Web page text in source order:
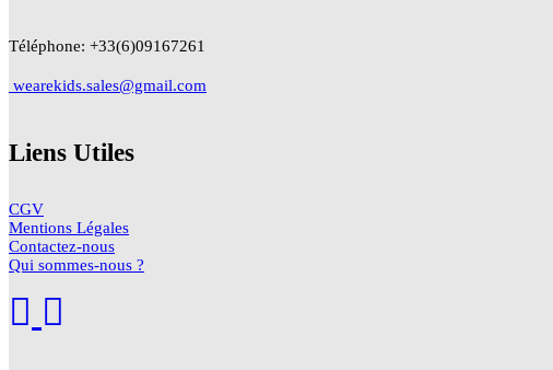
Téléphone: +33(6)09167261
wearekids.sales@gmail.com
Liens Utiles
CGV
Mentions Légales
Contactez-nous
Qui sommes-nous ?